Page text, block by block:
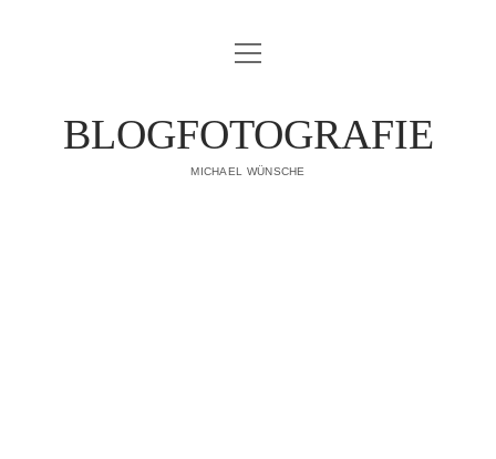
IMPRESSUM
Menü
öffnen
BLOGFOTOGRAFIE
MICHAEL WÜNSCHE